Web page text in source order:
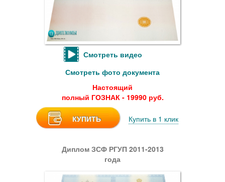
Смотреть видео
Смотреть фото документа
Настоящий
полный ГОЗНАК - 19990 руб.
КУПИТЬ Купить в 1 клик
Диплом ЗСФ РГУП 2011-2013
года